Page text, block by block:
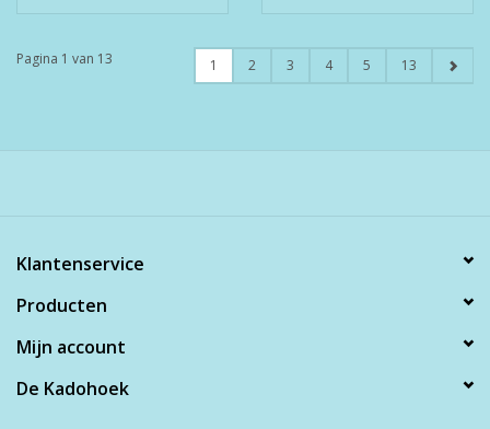
Pagina 1 van 13 1 2 3 4 5 13
Klantenservice
Producten
Mijn account
De Kadohoek